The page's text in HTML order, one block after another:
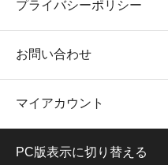
プライバシーポリシー
お問い合わせ
マイアカウント
PC版表示に切り替える